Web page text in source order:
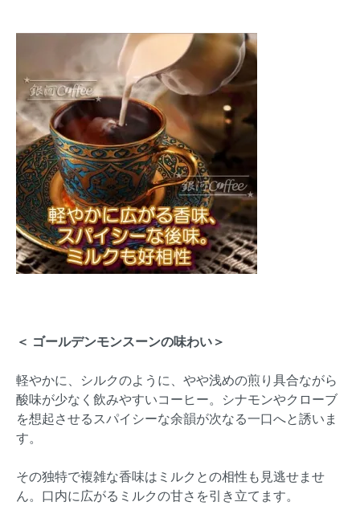
＜ ゴールデンモンスーンの味わい＞
軽やかに、シルクのように、やや浅めの煎り具合ながら
酸味が少なく飲みやすいコーヒー。シナモンやクローブ
を想起させるスパイシーな余韻が次なる一口へと誘いま
す。
その独特で複雑な香味はミルクとの相性も見逃せませ
ん。口内に広がるミルクの甘さを引き立てます。